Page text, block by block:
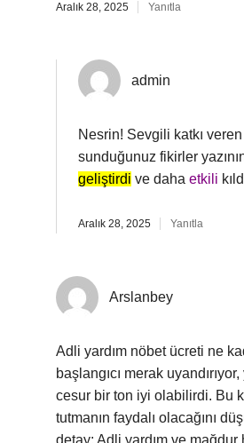
Aralık 28, 2025 Yanıtla
admin
Nesrin! Sevgili katkı
sunduğunuz fikirler
geliştirdi ve daha etkili
Aralık 28, 2025 Yanıtla
Arslanbey
Adli yardım nöbet ücreti ne
başlangıcı merak
cesur bir ton iyi olabilirdi. Bu
tutmanın faydalı olacağını
detay: Adli yardım ve mağdur